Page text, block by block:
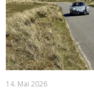
14. Mai 2026